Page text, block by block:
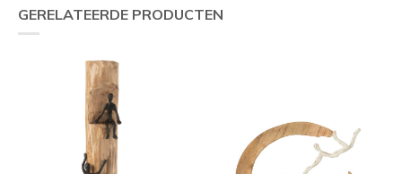
GERELATEERDE PRODUCTEN